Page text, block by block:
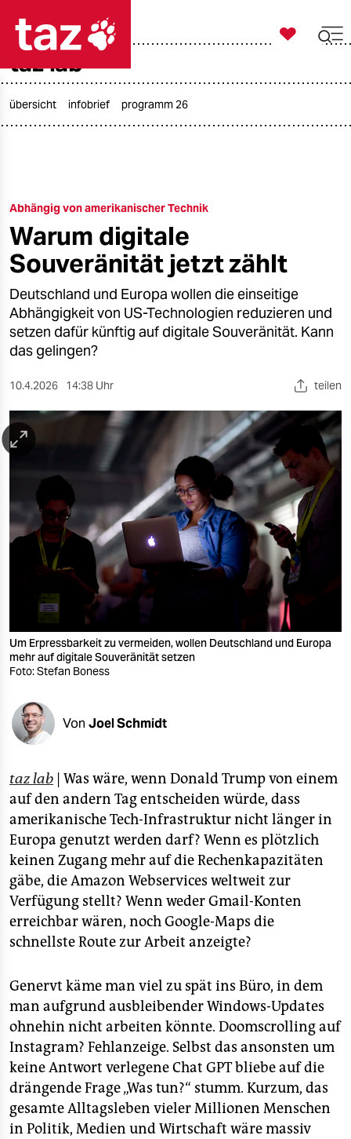
taz zahl ich
öko
gesellschaft
kultur
sport
berlin
nord
wahrheit
verlag
verlag
veranstaltungen
fragen & hilfe
unterstützen
abo
genossenschaft
epaper login

taz zahl ich
taz lab
übersicht infobrief programm 26
Abhängig von amerikanischer Technik
Warum digitale
Souveränität jetzt zählt
Deutschland und Europa wollen die einseitige
Abhängigkeit von US-Technologien reduzieren und
setzen dafür künftig auf digitale Souveränität. Kann
das gelingen?
10.4.2026 14:38 Uhr teilen
Um Erpressbarkeit zu vermeiden, wollen Deutschland und Europa
mehr auf digitale Souveränität setzen
Foto: Stefan Boness
Von Joel Schmidt
taz lab | Was wäre, wenn Donald Trump von einem
auf den andern Tag entscheiden würde, dass
amerikanische Tech-Infrastruktur nicht länger in
Europa genutzt werden darf? Wenn es plötzlich
keinen Zugang mehr auf die Rechenkapazitäten
gäbe, die Amazon Webservices weltweit zur
Verfügung stellt? Wenn weder Gmail-Konten
erreichbar wären, noch Google-Maps die
schnellste Route zur Arbeit anzeigte?
Genervt käme man viel zu spät ins Büro, in dem
man aufgrund ausbleibender Windows-Updates
ohnehin nicht arbeiten könnte. Doomscrolling auf
Instagram? Fehlanzeige. Selbst das ansonsten um
keine Antwort verlegene Chat GPT bliebe auf die
drängende Frage „Was tun?“ stumm. Kurzum, das
gesamte Alltagsleben vieler Millionen Menschen
in Politik, Medien und Wirtschaft wäre massiv